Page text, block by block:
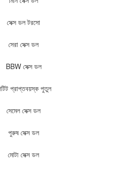
সেক্স ডল টরসো
সেরা সেক্স ডল
BBW সেক্স ডল
প্রাপ্তবয়স্ক পুতুল
সেমেল সেক্স ডল
পুরুষ সেক্স ডল
মোটা সেক্স ডল